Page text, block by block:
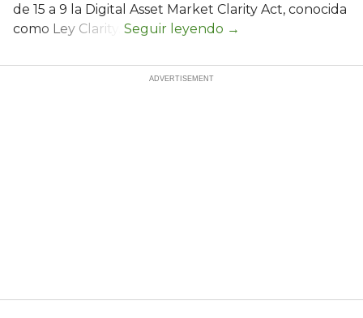
de 15 a 9 la Digital Asset Market Clarity Act, conocida
como Ley Clarity.